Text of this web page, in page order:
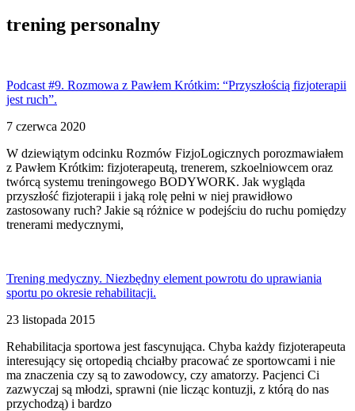
trening personalny
Podcast #9. Rozmowa z Pawłem Krótkim: “Przyszłością fizjoterapii
jest ruch”.
7 czerwca 2020
W dziewiątym odcinku Rozmów FizjoLogicznych porozmawiałem
z Pawłem Krótkim: fizjoterapeutą, trenerem, szkoelniowcem oraz
twórcą systemu treningowego BODYWORK. Jak wygląda
przyszłość fizjoterapii i jaką rolę pełni w niej prawidłowo
zastosowany ruch? Jakie są różnice w podejściu do ruchu pomiędzy
trenerami medycznymi,
Trening medyczny. Niezbędny element powrotu do uprawiania
sportu po okresie rehabilitacji.
23 listopada 2015
Rehabilitacja sportowa jest fascynująca. Chyba każdy fizjoterapeuta
interesujący się ortopedią chciałby pracować ze sportowcami i nie
ma znaczenia czy są to zawodowcy, czy amatorzy. Pacjenci Ci
zazwyczaj są młodzi, sprawni (nie licząc kontuzji, z którą do nas
przychodzą) i bardzo